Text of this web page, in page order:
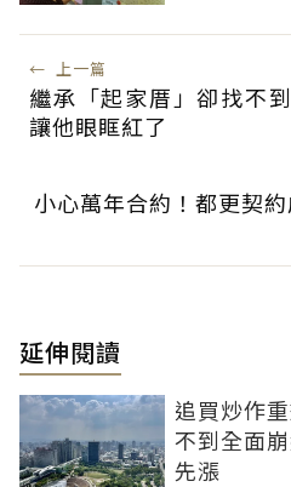
← 上一篇
繼承「起家厝」卻找不
讓他眼眶紅了
小心萬年合約！都更契
延伸閱讀
追買炒作
不到全面
先漲